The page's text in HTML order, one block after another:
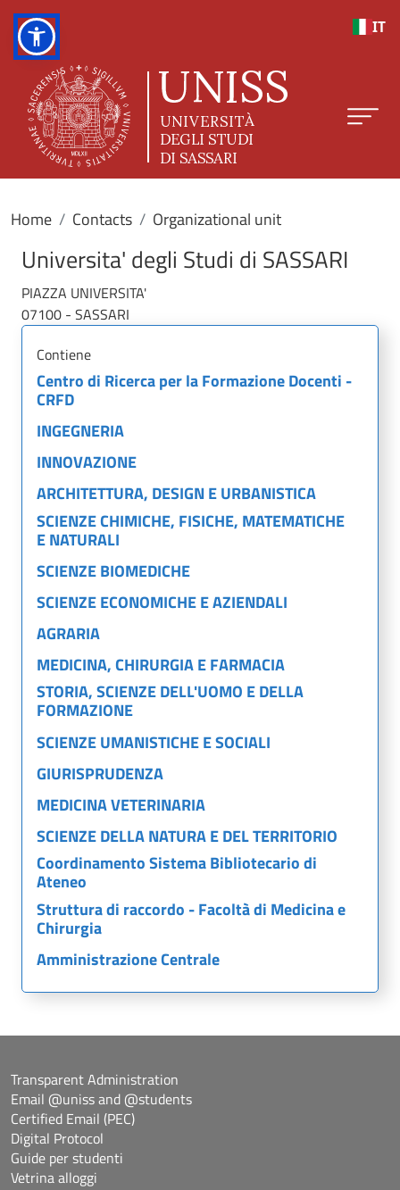
IT
Home Contacts Organizational unit
Universita' degli Studi di SASSARI
PIAZZA UNIVERSITA'
07100 - SASSARI
Contiene
Centro di Ricerca per la Formazione Docenti -
CRFD
INGEGNERIA
INNOVAZIONE
ARCHITETTURA, DESIGN E URBANISTICA
SCIENZE CHIMICHE, FISICHE, MATEMATICHE
E NATURALI
SCIENZE BIOMEDICHE
SCIENZE ECONOMICHE E AZIENDALI
AGRARIA
MEDICINA, CHIRURGIA E FARMACIA
STORIA, SCIENZE DELL'UOMO E DELLA
FORMAZIONE
SCIENZE UMANISTICHE E SOCIALI
GIURISPRUDENZA
MEDICINA VETERINARIA
SCIENZE DELLA NATURA E DEL TERRITORIO
Coordinamento Sistema Bibliotecario di
Ateneo
Struttura di raccordo - Facoltà di Medicina e
Chirurgia
Amministrazione Centrale
Transparent Administration
Email @uniss and @students
Certified Email (PEC)
Digital Protocol
Guide per studenti
Vetrina alloggi